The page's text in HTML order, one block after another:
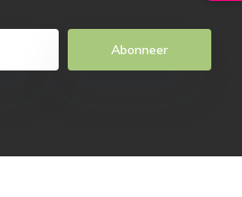
Abonneer